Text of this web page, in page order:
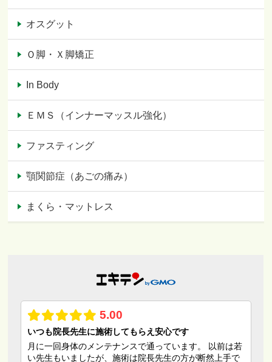
オスグット
Ｏ脚・Ｘ脚矯正
In Body
ＥＭＳ（インナーマッスル強化）
ファスティング
顎関節症（あごの痛み）
まくら・マットレス